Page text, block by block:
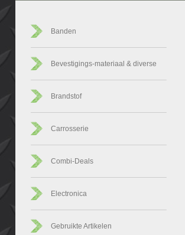
Banden
Bevestigings-materiaal & diverse
Brandstof
Carrosserie
Combi-Deals
Electronica
Gebruikte Artikelen